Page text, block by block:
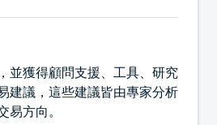
並獲得顧問支援、工具、研究
建議，這些建議皆由專家分析
方向。